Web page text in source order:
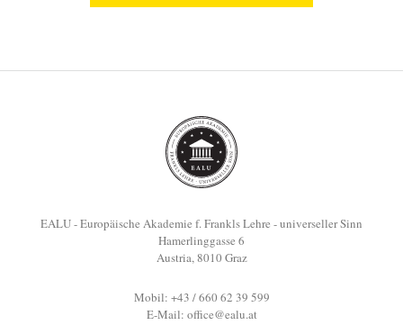
EALU - Europäische Akademie f. Frankls Lehre - universeller Sinn
Hamerlinggasse 6
Austria, 8010 Graz
Mobil: +43 / 660 62 39 599
E-Mail: office@ealu.at